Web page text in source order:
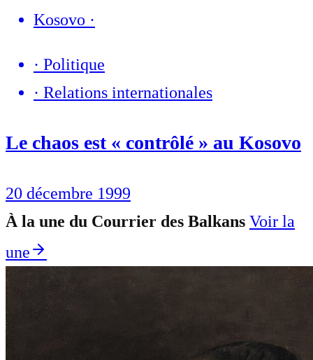
Kosovo ·
· Politique
· Relations internationales
Le chaos est « contrôlé » au Kosovo
20 décembre 1999
À la une du Courrier des Balkans Voir la
une